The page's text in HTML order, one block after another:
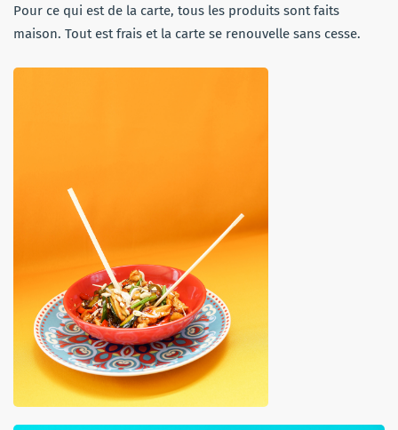
Pour ce qui est de la carte, tous les produits sont faits
maison. Tout est frais et la carte se renouvelle sans cesse.